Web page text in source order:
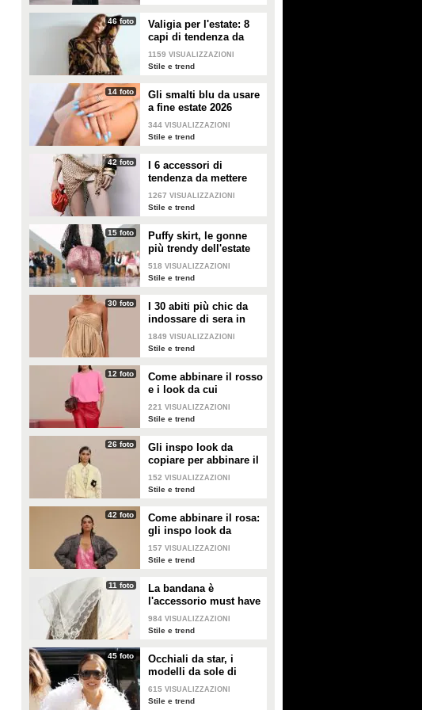
46 foto
Valigia per l'estate: 8
capi di tendenza da
portare in vacanza
1159 VISUALIZZAZIONI
Stile e trend
14 foto
Gli smalti blu da usare
a fine estate 2026
344 VISUALIZZAZIONI
Stile e trend
42 foto
I 6 accessori di
tendenza da mettere
nella valigia dell'estate
2026
1267 VISUALIZZAZIONI
Stile e trend
15 foto
Puffy skirt, le gonne
più trendy dell'estate
2026 sono quelle a
palloncino
518 VISUALIZZAZIONI
Stile e trend
30 foto
I 30 abiti più chic da
indossare di sera in
estate
1849 VISUALIZZAZIONI
Stile e trend
12 foto
Come abbinare il rosso
e i look da cui
prendere ispirazione
221 VISUALIZZAZIONI
Stile e trend
26 foto
Gli inspo look da
copiare per abbinare il
giallo
152 VISUALIZZAZIONI
Stile e trend
42 foto
Come abbinare il rosa:
gli inspo look da
copiare
157 VISUALIZZAZIONI
Stile e trend
11 foto
La bandana è
l'accessorio must have
dell'estate 2026: i
modelli di tendenza
984 VISUALIZZAZIONI
Stile e trend
45 foto
Occhiali da star, i
modelli da sole di
tendenza per l'estate
2026
615 VISUALIZZAZIONI
Stile e trend
allontanare, salvando così lo
show.